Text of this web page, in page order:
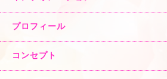
プロフィール
コンセプト